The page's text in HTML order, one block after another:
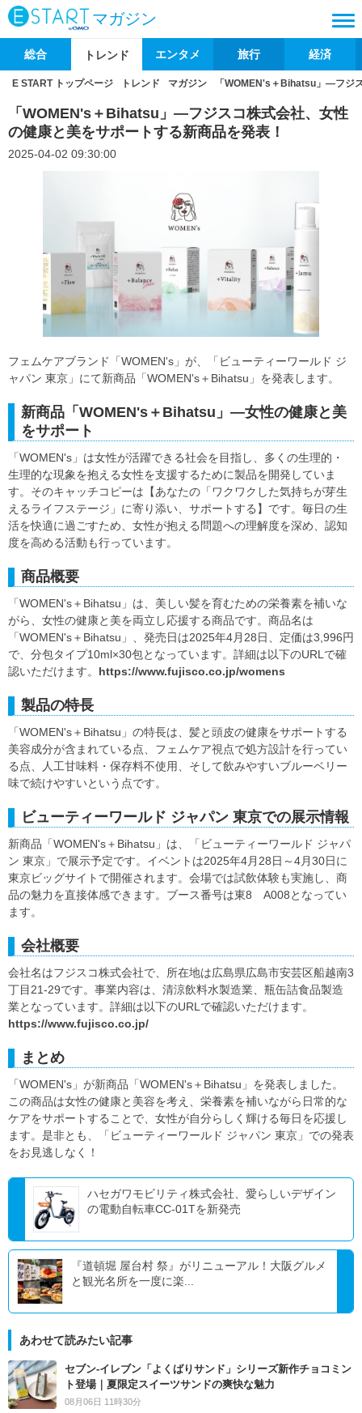
マガジン
総合 トレンド エンタメ 旅行 経済
E START トップページ トレンド マガジン 「WOMEN's＋Bihatsu」―フジ
「WOMEN's＋Bihatsu」―フジスコ株式会社、女性
の健康と美をサポートする新商品を発表！
2025-04-02 09:30:00
フェムケアブランド「WOMEN's」が、「ビューティーワールド ジ
ャパン 東京」にて新商品「WOMEN's＋Bihatsu」を発表します。
新商品「WOMEN's＋Bihatsu」―女性の健康と美
をサポート
「WOMEN's」は女性が活躍できる社会を目指し、多くの生理的・
生理的な現象を抱える女性を支援するために製品を開発していま
す。そのキャッチコピーは【あなたの「ワクワクした気持ちが芽生
えるライフステージ」に寄り添い、サポートする】です。毎日の生
活を快適に過ごすため、女性が抱える問題への理解度を深め、認知
度を高める活動も行っています。
商品概要
「WOMEN's＋Bihatsu」は、美しい髪を育むための栄養素を補いな
がら、女性の健康と美を両立し応援する商品です。商品名は
「WOMEN's＋Bihatsu」、発売日は2025年4月28日、定価は3,996円
で、分包タイプ10ml×30包となっています。詳細は以下のURLで確
認いただけます。 https://www.fujisco.co.jp/womens
製品の特長
「WOMEN's＋Bihatsu」の特長は、髪と頭皮の健康をサポートする
美容成分が含まれている点、フェムケア視点で処方設計を行ってい
る点、人工甘味料・保存料不使用、そして飲みやすいブルーベリー
味で続けやすいという点です。
ビューティーワールド ジャパン 東京での展示情報
新商品「WOMEN's＋Bihatsu」は、「ビューティーワールド ジャパ
ン 東京」で展示予定です。イベントは2025年4月28日～4月30日に
東京ビッグサイトで開催されます。会場では試飲体験も実施し、商
品の魅力を直接体感できます。ブース番号は東8 A008となってい
ます。
会社概要
会社名はフジスコ株式会社で、所在地は広島県広島市安芸区船越南3
丁目21-29です。事業内容は、清涼飲料水製造業、瓶缶詰食品製造
業となっています。詳細は以下のURLで確認いただけます。
https://www.fujisco.co.jp/
まとめ
「WOMEN's」が新商品「WOMEN's＋Bihatsu」を発表しました。
この商品は女性の健康と美容を考え、栄養素を補いながら日常的な
ケアをサポートすることで、女性が自分らしく輝ける毎日を応援し
ます。是非とも、「ビューティーワールド ジャパン 東京」での発表
をお見逃しなく！
ハセガワモビリティ株式会社、愛らしいデザイン
の電動自転車CC-01Tを新発売
『道頓堀 屋台村 祭』がリニューアル！大阪グルメ
と観光名所を一度に楽...
あわせて読みたい記事
セブン‐イレブン「よくばりサンド」シリーズ新作チョコミン
ト登場｜夏限定スイーツサンドの爽快な魅力
08月06日 11時30分